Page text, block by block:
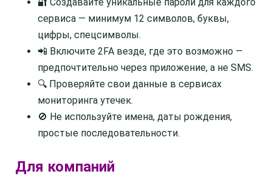
сервиса — минимум 12 символов, буквы,
цифры, спецсимволы.
📲 Включите 2FA везде, где это возможно —
предпочтительно через приложение, а не SMS.
🔍 Проверяйте свои данные в сервисах
мониторинга утечек.
🚫 Не используйте имена, даты рождения,
простые последовательности.
Для компаний